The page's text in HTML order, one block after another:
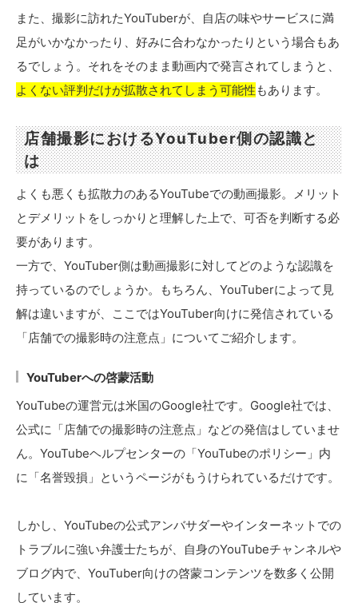
また、撮影に訪れたYouTuberが、自店の味やサービスに満
足がいかなかったり、好みに合わなかったりという場合もあ
るでしょう。それをそのまま動画内で発言されてしまうと、
よくない評判だけが拡散されてしまう可能性 もあります。
店舗撮影におけるYouTuber側の認識と
は
よくも悪くも拡散力のあるYouTubeでの動画撮影。メリット
とデメリットをしっかりと理解した上で、可否を判断する必
要があります。
一方で、YouTuber側は動画撮影に対してどのような認識を
持っているのでしょうか。もちろん、YouTuberによって見
解は違いますが、ここではYouTuber向けに発信されている
「店舗での撮影時の注意点」についてご紹介します。
YouTuberへの啓蒙活動
YouTubeの運営元は米国のGoogle社です。Google社では、
公式に「店舗での撮影時の注意点」などの発信はしていませ
ん。YouTubeヘルプセンターの「YouTubeのポリシー」内
に「名誉毀損」というページがもうけられているだけです。
しかし、YouTubeの公式アンバサダーやインターネットでの
トラブルに強い弁護士たちが、自身のYouTubeチャンネルや
ブログ内で、YouTuber向けの啓蒙コンテンツを数多く公開
しています。